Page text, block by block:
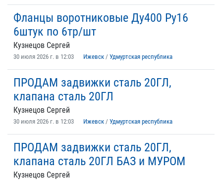
Фланцы воротниковые Ду400 Ру16
6штук по 6тр/шт
Кузнецов Сергей
30 июля 2026 г. в 12:03 Ижевск / Удмуртская республика
ПРОДАМ задвижки сталь 20ГЛ,
клапана сталь 20ГЛ
Кузнецов Сергей
30 июля 2026 г. в 12:03 Ижевск / Удмуртская республика
ПРОДАМ задвижки сталь 20ГЛ,
клапана сталь 20ГЛ БАЗ и МУРОМ
Кузнецов Сергей